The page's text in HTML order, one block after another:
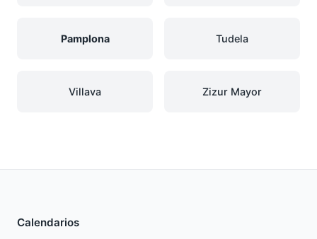
Pamplona Tudela
Villava Zizur Mayor
Calendarios